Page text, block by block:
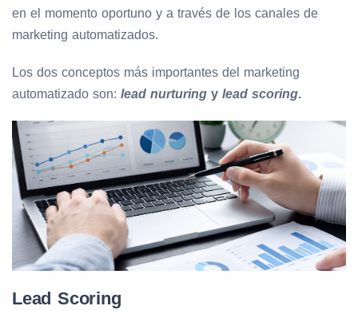
en el momento oportuno y a través de los canales de
marketing automatizados.
Los dos conceptos más importantes del marketing
automatizado son: lead nurturing y lead scoring.
Lead Scoring